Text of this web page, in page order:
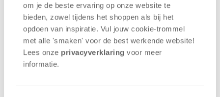
om je de beste ervaring op onze website te
bieden, zowel tijdens het shoppen als bij het
opdoen van inspiratie. Vul jouw cookie-trommel
met alle 'smaken' voor de best werkende website​!
Lees onze privacyverklaring voor meer
informatie.
Breid het basisspel CATAN: Nieuwe Energie uit met deze
mini-uitbreiding. Deze promoset bevat een eilandtableau
en 2 energietekortfiches. Bij het klimaatoverleg wordt
energietekort afgehandeld, waarbij afhankelijk van de
globale vervuiling spelers met een slechte of juist een
goede milieubalans worden beloond.